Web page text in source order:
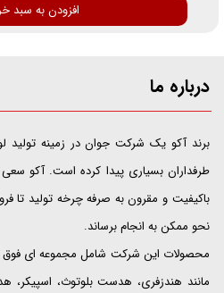
افزودن به سبد
درباره ما
​​​​​​​برند آکو یک شرکت جوان در زمینه تولید
طرفداران بسیاری پیدا کرده است. آکو سعی
باکیفیت و مقرون به صرفه چرخه تولید تا
نحو ممکن به انجام برساند.
محصولات این شرکت شامل مجموعه ای فوق
مانند هندزفری، هدست بلوتوث، اسپیکر،